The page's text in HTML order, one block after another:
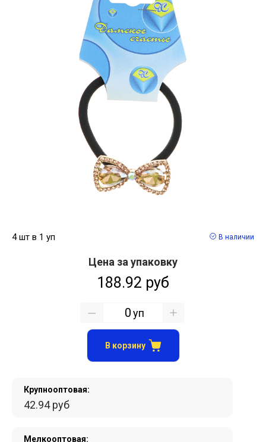
4 шт в 1 уп В наличии
Крупнооптовая:
42.94 руб
Мелкооптовая:
Цена за упаковку
188.92 руб
уп
В корзину